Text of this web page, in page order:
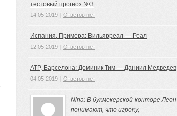
тестовый прогноз №3
14.05.2019 Ответов нет
Испания, Примера: Вильярреал — Реал
12.05.2019 Ответов нет
ATP, Барселона: Доминик Тим — Даниил Медведев
04.05.2019 Ответов нет
Nina: В букмекерской конторе Леон
понимают, что игроку,